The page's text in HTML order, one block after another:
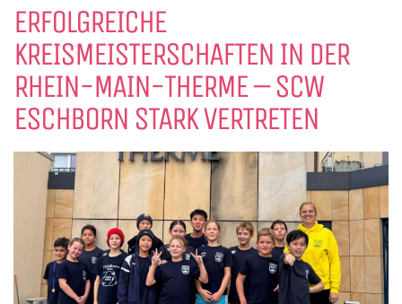
ERFOLGREICHE
KREISMEISTERSCHAFTEN IN DER
RHEIN-MAIN-THERME – SCW
ESCHBORN STARK VERTRETEN